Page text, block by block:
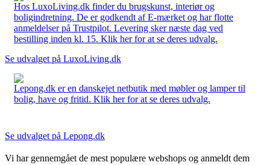
Hos LuxoLiving.dk finder du brugskunst, interiør og
boligindretning. De er godkendt af E-mærket og har flotte
anmeldelser på Trustpilot. Levering sker næste dag ved
bestilling inden kl. 15. Klik her for at se deres udvalg.
Se udvalget på LuxoLiving.dk
Lepong.dk er en danskejet netbutik med møbler og lamper til
bolig, have og fritid. Klik her for at se deres udvalg.
Se udvalget på Lepong.dk
Vi har gennemgået de mest populære webshops og anmeldt dem